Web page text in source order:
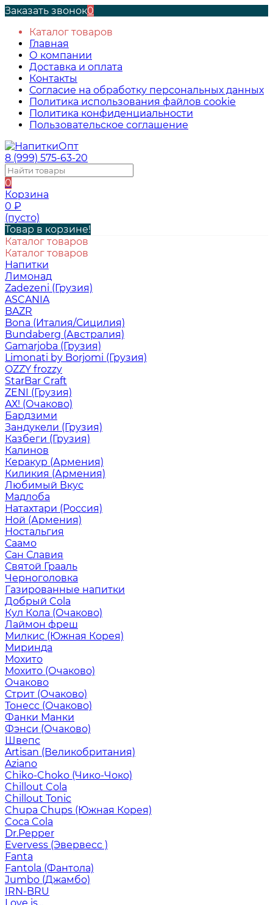
Заказать звонок0
Каталог товаров
Главная
О компании
Доставка и оплата
Контакты
Согласие на обработку персональных данных
Политика использования файлов cookie
Политика конфиденциальности
Пользовательское соглашение
8 (999) 575-63-20
0
Корзина
0 ₽
(пусто)
Товар в корзине!
Каталог товаров
Каталог товаров
Напитки
Лимонад
Zadezeni (Грузия)
ASCANIA
BAZR
Bona (Италия/Сицилия)
Bundaberg (Австралия)
Gamarjoba (Грузия)
Limonati by Borjomi (Грузия)
OZZY frozzy
StarBar Craft
ZENI (Грузия)
АХ! (Очаково)
Бардзими
Зандукели (Грузия)
Казбеги (Грузия)
Калинов
Керакур (Армения)
Киликия (Армения)
Любимый Вкус
Мадлоба
Натахтари (Россия)
Ной (Армения)
Ностальгия
Саамо
Сан Славия
Святой Грааль
Черноголовка
Газированные напитки
Добрый Cola
Кул Кола (Очаково)
Лаймон фреш
Милкис (Южная Корея)
Миринда
Мохито
Мохито (Очаково)
Очаково
Стрит (Очаково)
Тонесс (Очаково)
Фанки Манки
Фэнси (Очаково)
Швепс
Artisan (Великобритания)
Aziano
Chiko-Choko (Чико-Чоко)
Chillout Cola
Chillout Tonic
Chupa Chups (Южная Корея)
Coca Cola
Dr.Pepper
Evervess (Эвервесс )
Fanta
Fantola (Фантола)
Jumbo (Джамбо)
IRN-BRU